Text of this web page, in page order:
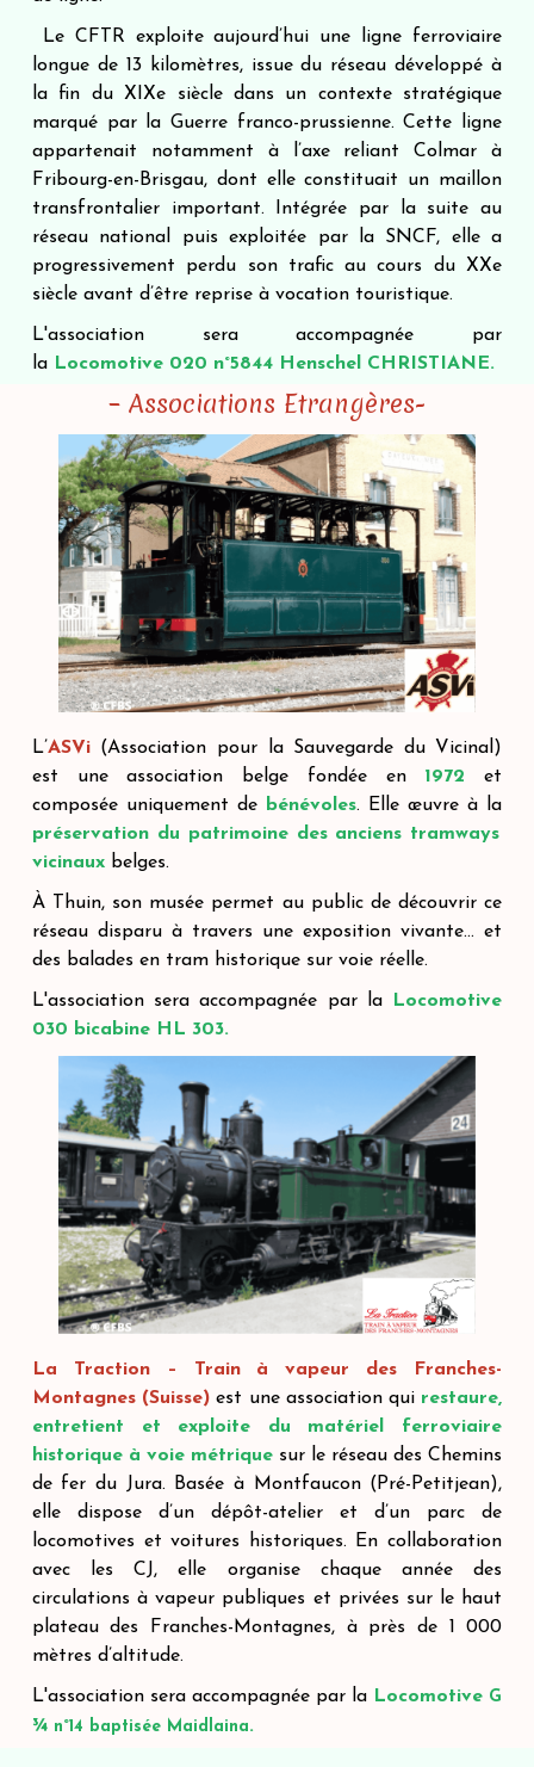
Le CFTR exploite aujourd’hui une ligne ferroviaire
longue de 13 kilomètres, issue du réseau développé à
la fin du XIXe siècle dans un contexte stratégique
marqué par la Guerre franco-prussienne. Cette ligne
appartenait notamment à l’axe reliant Colmar à
Fribourg-en-Brisgau, dont elle constituait un maillon
transfrontalier important. Intégrée par la suite au
réseau national puis exploitée par la SNCF, elle a
progressivement perdu son trafic au cours du XXe
siècle avant d’être reprise à vocation touristique.
L'association sera accompagnée par
la Locomotive020 n°5844 Henschel CHRISTIANE.
– Associations Etrangères-
L’ASVi(Association pour la Sauvegarde du Vicinal)
est une association belge fondée en
1972
et
composée uniquement de
bénévoles. Elle œuvre à la
préservation du patrimoine des anciens tramways
vicinauxbelges.
À Thuin, son musée permet au public de découvrir ce
réseau disparu à travers une exposition vivante… et
des balades en tram historique sur voie réelle.
L'association sera accompagnée par la
Locomotive
030 bicabine HL 303.
La Traction – Train à vapeur des Franches-
Montagnes (Suisse) est une association qui restaure,
entretient et exploite du matériel ferroviaire
historique à voie métriquesur le réseau des Chemins
de fer du Jura. Basée à Montfaucon (Pré-Petitjean),
elle dispose d’un dépôt-atelier et d’un parc de
locomotives et voitures historiques. En collaboration
avec les CJ, elle organise chaque année des
circulations à vapeur publiques et privées sur le haut
plateau des Franches-Montagnes, à près de 1 000
mètres d’altitude.
L'association sera accompagnée par la Locomotive G
¾ n°14 baptisée Maidlaina.